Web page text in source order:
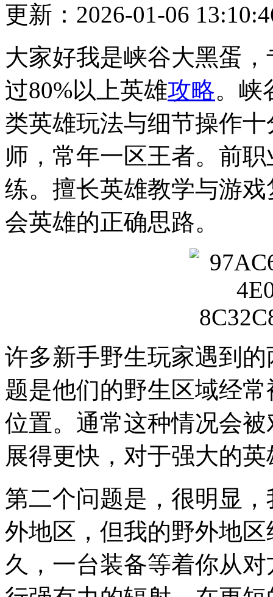
更新：2026-01-06
大家好我是峡谷大黑蛋
过80%以上英雄攻略。峡
类英雄玩法与细节操作
师，常年一区王者。前
练。擅长英雄教学与游
会英雄的正确思路。
许多新手野生玩家遇到
题是他们的野生区域经
位置。通常这种情况会
展得更快，对于强大的
第二个问题是，很明显
外地区，但我的野外地
久，一台装备等着你从